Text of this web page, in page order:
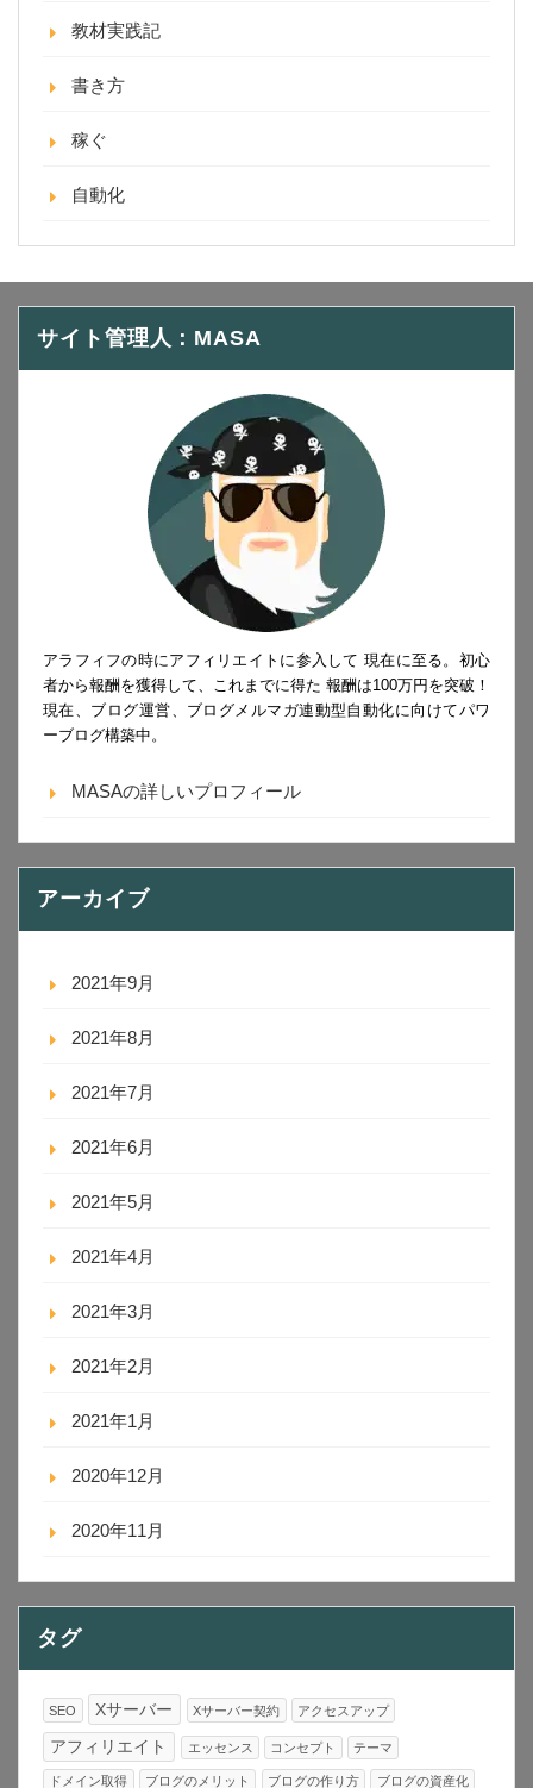
教材実践記
書き方
稼ぐ
自動化
サイト管理人：MASA
アラフィフの時にアフィリエイトに参入して 現在に至る。初心
者から報酬を獲得して、これまでに得た 報酬は100万円を突破！
現在、ブログ運営、ブログメルマガ連動型自動化に向けてパワ
ーブログ構築中。
MASAの詳しいプロフィール
アーカイブ
2021年9月
2021年8月
2021年7月
2021年6月
2021年5月
2021年4月
2021年3月
2021年2月
2021年1月
2020年12月
2020年11月
タグ
SEO Xサーバー Xサーバー契約 アクセスアップ
アフィリエイト エッセンス コンセプト テーマ
ドメイン取得 ブログのメリット ブログの作り方 ブログの資産化